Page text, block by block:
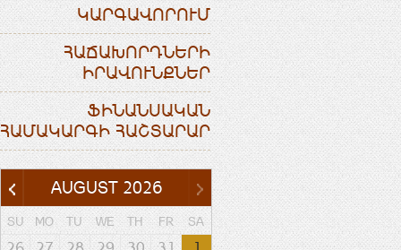
ԿԱՐԳԱՎՈՐՈՒՄ
ՀԱՃԱԽՈՐԴՆԵՐԻ
ԻՐԱՎՈՒՆՔՆԵՐ
ՖԻՆԱՆՍԱԿԱՆ
ՀԱՄԱԿԱՐԳԻ ՀԱՇՏԱՐԱՐ
AUGUST 2026
SU MO TU WE TH FR SA